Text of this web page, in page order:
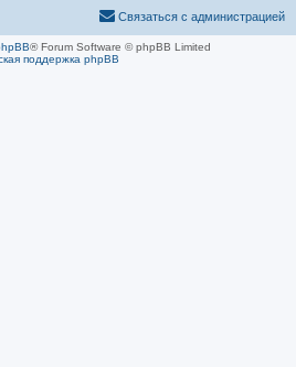
Связаться с администрацией
® Forum Software © phpBB Limited
поддержка phpBB